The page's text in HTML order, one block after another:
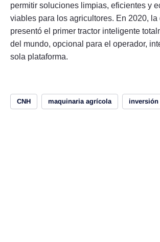
permitir soluciones limpias, eficientes y
viables para los agricultores. En 2020, la
presentó el primer tractor inteligente
del mundo, opcional para el operador,
sola plataforma.
CNH maquinaria agrícola inversión